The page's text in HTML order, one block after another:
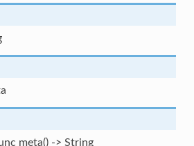
meta() -> String